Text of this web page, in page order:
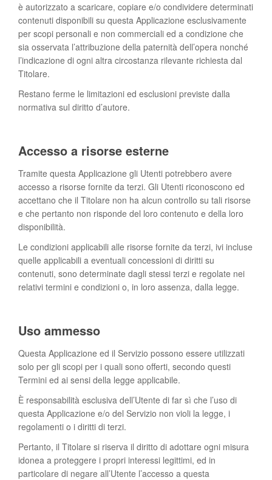
è autorizzato a scaricare, copiare e/o condividere determinati
contenuti disponibili su questa Applicazione esclusivamente
per scopi personali e non commerciali ed a condizione che
sia osservata l’attribuzione della paternità dell’opera nonché
l’indicazione di ogni altra circostanza rilevante richiesta dal
Titolare.
Restano ferme le limitazioni ed esclusioni previste dalla
normativa sul diritto d’autore.
Accesso a risorse esterne
Tramite questa Applicazione gli Utenti potrebbero avere
accesso a risorse fornite da terzi. Gli Utenti riconoscono ed
accettano che il Titolare non ha alcun controllo su tali risorse
e che pertanto non risponde del loro contenuto e della loro
disponibilità.
Le condizioni applicabili alle risorse fornite da terzi, ivi incluse
quelle applicabili a eventuali concessioni di diritti su
contenuti, sono determinate dagli stessi terzi e regolate nei
relativi termini e condizioni o, in loro assenza, dalla legge.
Uso ammesso
Questa Applicazione ed il Servizio possono essere utilizzati
solo per gli scopi per i quali sono offerti, secondo questi
Termini ed ai sensi della legge applicabile.
È responsabilità esclusiva dell’Utente di far sì che l’uso di
questa Applicazione e/o del Servizio non violi la legge, i
regolamenti o i diritti di terzi.
Pertanto, il Titolare si riserva il diritto di adottare ogni misura
idonea a proteggere i propri interessi legittimi, ed in
particolare di negare all’Utente l’accesso a questa